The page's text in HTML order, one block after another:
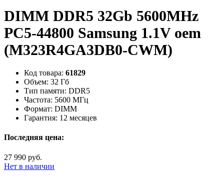
DIMM DDR5 32Gb 5600MHz
PC5-44800 Samsung 1.1V oem
(M323R4GA3DB0-CWM)
Код товара: 61829
Объем: 32 Гб
Тип памяти: DDR5
Частота: 5600 МГц
Формат: DIMM
Гарантия: 12 месяцев
Последняя цена:
27 990 руб.
Нет в наличии